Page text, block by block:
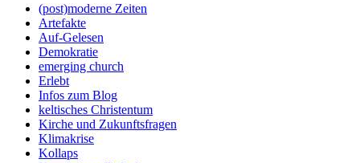
(post)moderne Zeiten
Artefakte
Auf-Gelesen
Demokratie
emerging church
Erlebt
Infos zum Blog
keltisches Christentum
Kirche und Zukunftsfragen
Klimakrise
Kollaps